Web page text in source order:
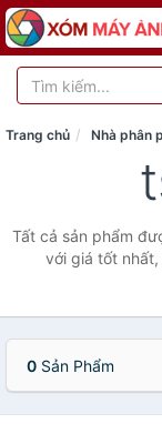
Trang chủ Nhà phân
Tất cả sản phẩm
với giá tốt nhất,
0 Sản Phẩm